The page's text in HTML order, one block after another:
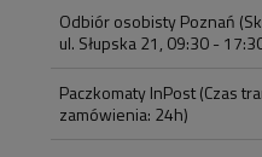
Odbiór osobisty Poznań
ul. Słupska 21, 09:30 -
Paczkomaty InPost(Czas
zamówienia: 24h)